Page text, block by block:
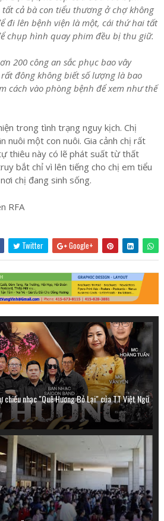
cả bà con tiểu thương ở chợ không
đi lên bệnh viện là một, cái thứ hai tất
chụp hình quay phim đều bị thu giữ.
200 công an sắc phục bao vây
đông không biết số lượng là bao
cách vào phòng bệnh để xem như thế
trong tình trạng nguy kịch. Chị
nuôi một con nuôi. Gia cảnh chị rất
thiêu này có lẽ phát suất từ thất
bắt chỉ vì lên tiếng cho chị em tiểu
chị đang sinh sống.
RFA
Twitter Google+
chiều nhạc "Quê Hương Bỏ Lại" của TT Việt Ngữ